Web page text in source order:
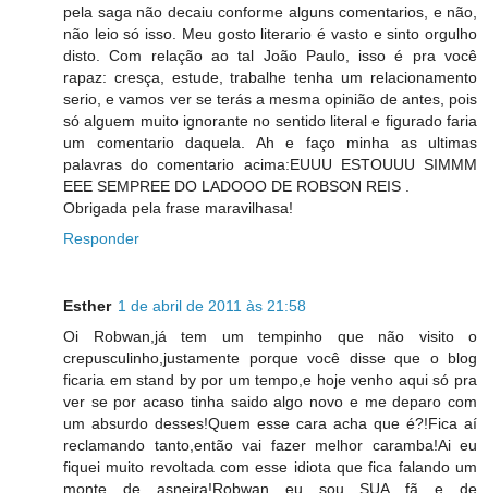
pela saga não decaiu conforme alguns comentarios, e não,
não leio só isso. Meu gosto literario é vasto e sinto orgulho
disto. Com relação ao tal João Paulo, isso é pra você
rapaz: cresça, estude, trabalhe tenha um relacionamento
serio, e vamos ver se terás a mesma opinião de antes, pois
só alguem muito ignorante no sentido literal e figurado faria
um comentario daquela. Ah e faço minha as ultimas
palavras do comentario acima:EUUU ESTOUUU SIMMM
EEE SEMPREE DO LADOOO DE ROBSON REIS .
Obrigada pela frase maravilhasa!
Responder
Esther 1 de abril de 2011 às 21:58
Oi Robwan,já tem um tempinho que não visito o
crepusculinho,justamente porque você disse que o blog
ficaria em stand by por um tempo,e hoje venho aqui só pra
ver se por acaso tinha saido algo novo e me deparo com
um absurdo desses!Quem esse cara acha que é?!Fica aí
reclamando tanto,então vai fazer melhor caramba!Ai eu
fiquei muito revoltada com esse idiota que fica falando um
monte de asneira!Robwan eu sou SUA fã e de